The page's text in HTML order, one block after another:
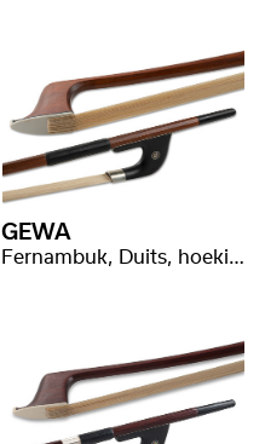
GEWA
Fernambuk, Duits, hoekige stang